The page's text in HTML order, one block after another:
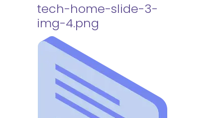
tech-home-slide-3-
img-4.png